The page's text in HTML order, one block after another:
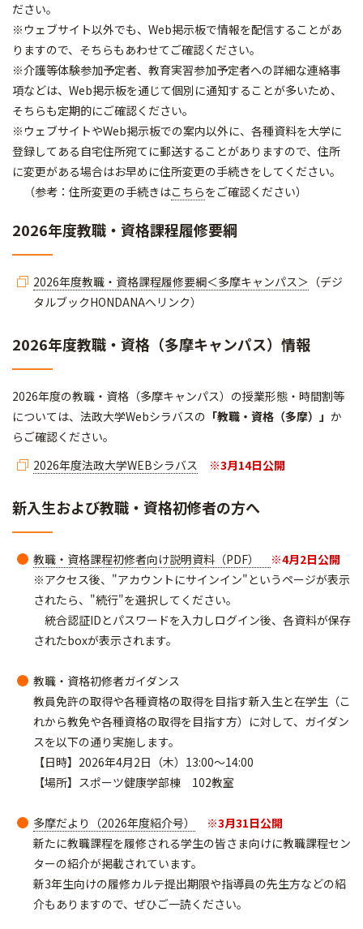
ださい。
※ウェブサイト以外でも、Web掲示板で情報を配信することがあ
りますので、そちらもあわせてご確認ください。
※介護等体験参加予定者、教育実習参加予定者への詳細な連絡事
項などは、Web掲示板を通じて個別に通知することが多いため、
そちらも定期的にご確認ください。
※ウェブサイトやWeb掲示板での案内以外に、各種資料を大学に
登録してある自宅住所宛てに郵送することがありますので、住所
に変更がある場合はお早めに住所変更の手続きをしてください。
（参考：住所変更の手続きはこちらをご確認ください）
2026年度教職・資格課程履修要綱
2026年度教職・資格課程履修要綱＜多摩キャンパス＞ （デジ
タルブックHONDANAへリンク）
2026年度教職・資格（多摩キャンパス）情報
2026年度の教職・資格（多摩キャンパス）の授業形態・時間割等
については、法政大学Webシラバスの 「教職・資格（多摩）」 か
らご確認ください。
2026年度法政大学WEBシラバス
※3月14日公開
新入生および教職・資格初修者の方へ
教職・資格課程初修者向け説明資料（PDF） ※4月2日公開
※アクセス後、"アカウントにサインイン"というページが表示
されたら、"続行"を選択してください。
統合認証IDとパスワードを入力しログイン後、各資料が保存
されたboxが表示されます。
教職・資格初修者ガイダンス
教員免許の取得や各種資格の取得を目指す新入生と在学生（こ
れから教免や各種資格の取得を目指す方）に対して、ガイダン
スを以下の通り実施します。
【日時】2026年4月2日（木）13:00～14:00
【場所】スポーツ健康学部棟 102教室
多摩だより（2026年度紹介号）
※3月31日公開
新たに教職課程を履修される学生の皆さま向けに教職課程セン
ターの紹介が掲載されています。
新3年生向けの履修カルテ提出期限や指導員の先生方などの紹
介もありますので、ぜひご一読ください。